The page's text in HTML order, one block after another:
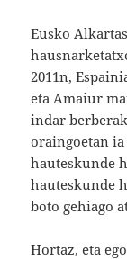
Eusko
2011n,
eta Amaiur
indar
oraingoetan
hauteskunde
hauteskunde
boto gehiago
Hortaz, eta